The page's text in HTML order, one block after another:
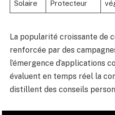
Solaire
Protecteur
La popularité croissante de
renforcée par des
l’émergence d’applications
évaluent en temps réel la
distillent des conseils